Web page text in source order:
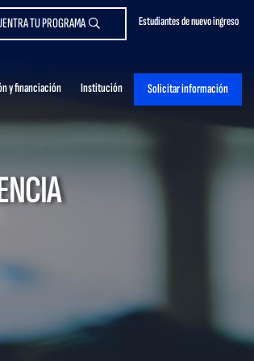
Estudiantes de nuevo ingreso
TU PROGRAMA
y financiación Institución Solicitar información